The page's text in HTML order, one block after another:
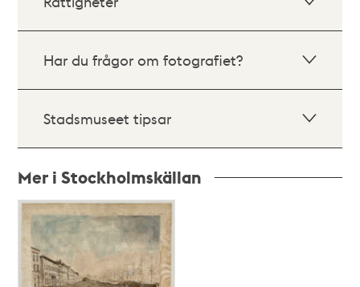
Har du frågor om fotografiet?
Stadsmuseet tipsar
Mer i Stockholmskällan
Relaterade
poster
och
teman